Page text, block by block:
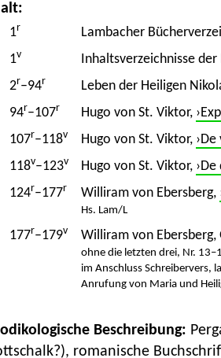
1r
Lambacher
1v
Inhaltsverzeichnisse
2r–94r
Leben der Heiligen
94r–107r Hugo von St. Viktor,
107r–118v Hugo von St. Viktor,
118v–123v Hugo von St. Viktor,
124r–177r Williram von Ebersberg,
Hs. Lam/L
177r–179v Williram von
ohne die letzten drei, Nr.
im Anschluss Schreibervers,
Anrufung von Maria und
Beschreibung:
romanische